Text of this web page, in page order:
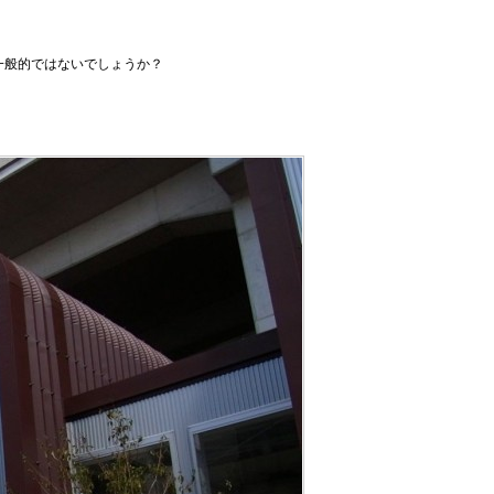
的ではないでしょうか？